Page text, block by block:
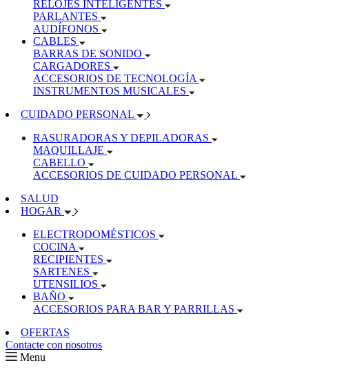
RELOJES INTELIGENTES
PARLANTES
AUDÍFONOS
CABLES
BARRAS DE SONIDO
CARGADORES
ACCESORIOS DE TECNOLOGÍA
INSTRUMENTOS MUSICALES
CUIDADO PERSONAL
RASURADORAS Y DEPILADORAS
MAQUILLAJE
CABELLO
ACCESORIOS DE CUIDADO PERSONAL
SALUD
HOGAR
ELECTRODOMÉSTICOS
COCINA
RECIPIENTES
SARTENES
UTENSILIOS
BAÑO
ACCESORIOS PARA BAR Y PARRILLAS
OFERTAS
Contacte con nosotros
Menu